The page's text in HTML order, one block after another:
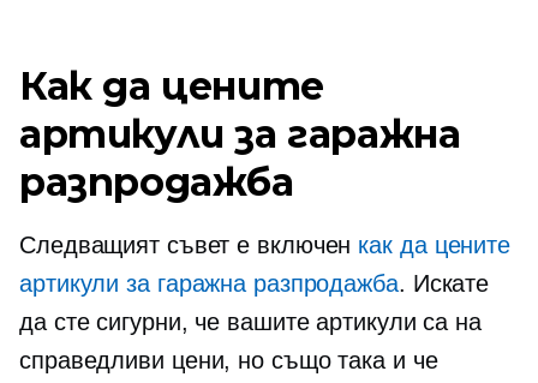
Как да цените
артикули за гаражна
разпродажба
Следващият съвет е включен как да цените
артикули за гаражна разпродажба. Искате
да сте сигурни, че вашите артикули са на
справедливи цени, но също така и че